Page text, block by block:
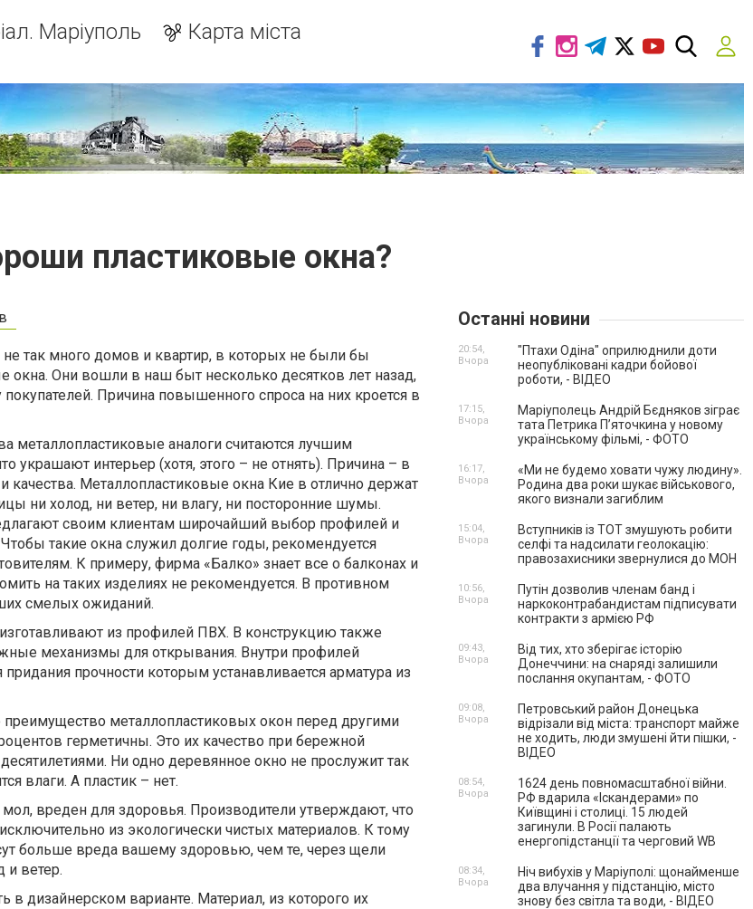
Маріуполь Карта міста
пластиковые окна?
не так много домов и квартир, в которых не были бы
окна. Они вошли в наш быт несколько десятков лет назад,
покупателей. Причина повышенного спроса на них кроется в
металлопластиковые аналоги считаются лучшим
украшают интерьер (хотя, этого – не отнять). Причина – в
Металлопластиковые окна Кие в отлично держат
ни холод, ни ветер, ни влагу, ни посторонние шумы.
своим клиентам широчайший выбор профилей и
такие окна служил долгие годы, рекомендуется
К примеру, фирма «Балко» знает все о балконах и
на таких изделиях не рекомендуется. В противном
смелых ожиданий.
из профилей ПВХ. В конструкцию также
механизмы для открывания. Внутри профилей
прочности которым устанавливается арматура из
преимущество металлопластиковых окон перед другими
герметичны. Это их качество при бережной
Ни одно деревянное окно не прослужит так
влаги. А пластик – нет.
мол, вреден для здоровья. Производители утверждают, что
из экологически чистых материалов. К тому
больше вреда вашему здоровью, чем те, через щели
и ветер.
в дизайнерском варианте. Материал, из которого их
Останні новини
"Птахи Одіна" оприлюднили доти
неопубліковані кадри бойової
роботи, - ВІДЕО
20:54,
Вчора
Маріуполець Андрій Бєдняков зіграє
тата Петрика П’яточкина у новому
українському фільмі, - ФОТО
17:15,
Вчора
«Ми не будемо ховати чужу людину».
Родина два роки шукає військового,
якого визнали загиблим
16:17,
Вчора
Вступників із ТОТ змушують робити
селфі та надсилати геолокацію:
правозахисники звернулися до МОН
15:04,
Вчора
Путін дозволив членам банд і
наркоконтрабандистам підписувати
контракти з армією РФ
10:56,
Вчора
Від тих, хто зберігає історію
Донеччини: на снаряді залишили
послання окупантам, - ФОТО
09:43,
Вчора
Петровський район Донецька
відрізали від міста: транспорт майже
не ходить, люди змушені йти пішки, -
ВІДЕО
09:08,
Вчора
1624 день повномасштабної війни.
РФ вдарила «Іскандерами» по
Київщині і столиці. 15 людей
загинули. В Росії палають
енергопідстанції та черговий WB
08:54,
Вчора
Ніч вибухів у Маріуполі: щонайменше
два влучання у підстанцію, місто
знову без світла та води, - ВІДЕО
08:34,
Вчора